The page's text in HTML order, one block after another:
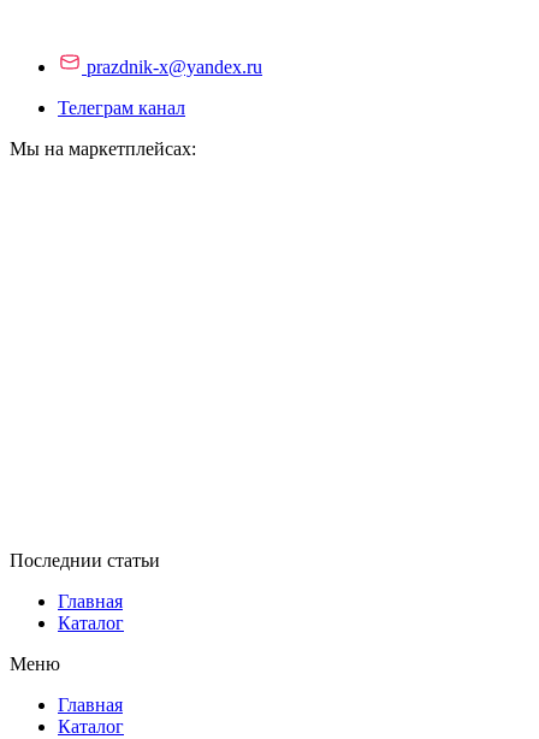
prazdnik-x@yandex.ru
Телеграм канал
Мы на маркетплейсах:
Последнии статьи
Главная
Каталог
Меню
Главная
Каталог